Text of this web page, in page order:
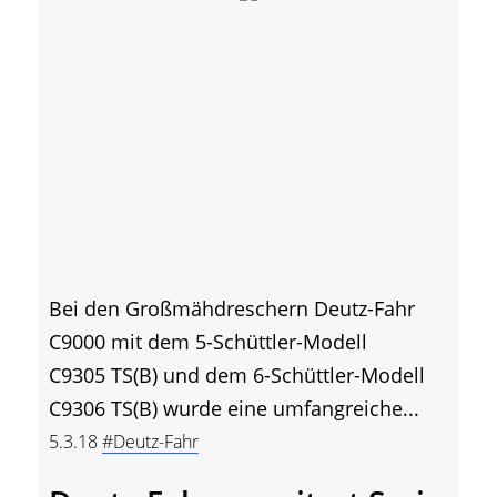
Bei den Großmähdreschern Deutz-Fahr
C9000 mit dem 5-Schüttler-Modell
C9305 TS(B) und dem 6-Schüttler-Modell
C9306 TS(B) wurde eine umfangreiche...
5.3.18#Deutz-Fahr